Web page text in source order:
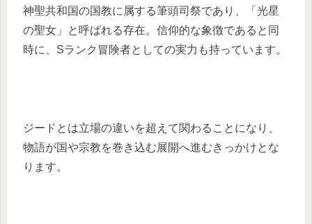
神聖共和国の国教に属する筆頭司祭であり、「光星
の聖女」と呼ばれる存在。信仰的な象徴であると同
時に、Sランク冒険者としての実力も持っています。
ジードとは立場の違いを超えて関わることになり、
物語が国や宗教を巻き込む展開へ進むきっかけとな
ります。